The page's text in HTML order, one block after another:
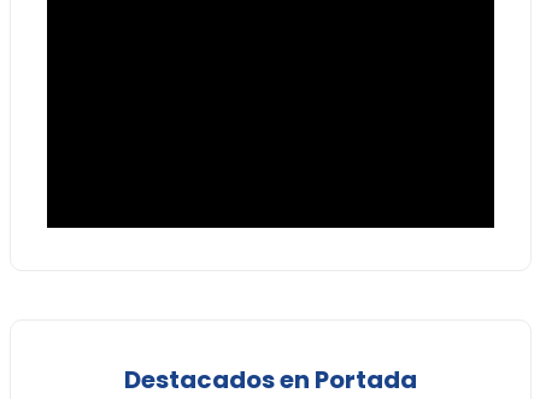
Destacados en Portada